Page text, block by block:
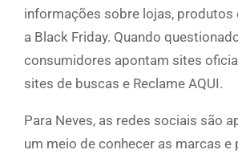
informações sobre lojas, produtos
a Black Friday. Quando
consumidores apontam sites
sites de buscas e Reclame AQUI.
Para Neves, as redes sociais são
um meio de conhecer as marcas e